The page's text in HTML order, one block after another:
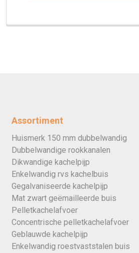
Assortiment
Huismerk 150 mm dubbelwandig
Dubbelwandige rookkanalen
Dikwandige kachelpijp
Enkelwandig rvs kachelbuis
Gegalvaniseerde kachelpijp
Mat zwart geëmailleerde buis
Pelletkachelafvoer
Concentrische pelletkachelafvoer
Geblauwde kachelpijp
Enkelwandig roestvaststalen buis